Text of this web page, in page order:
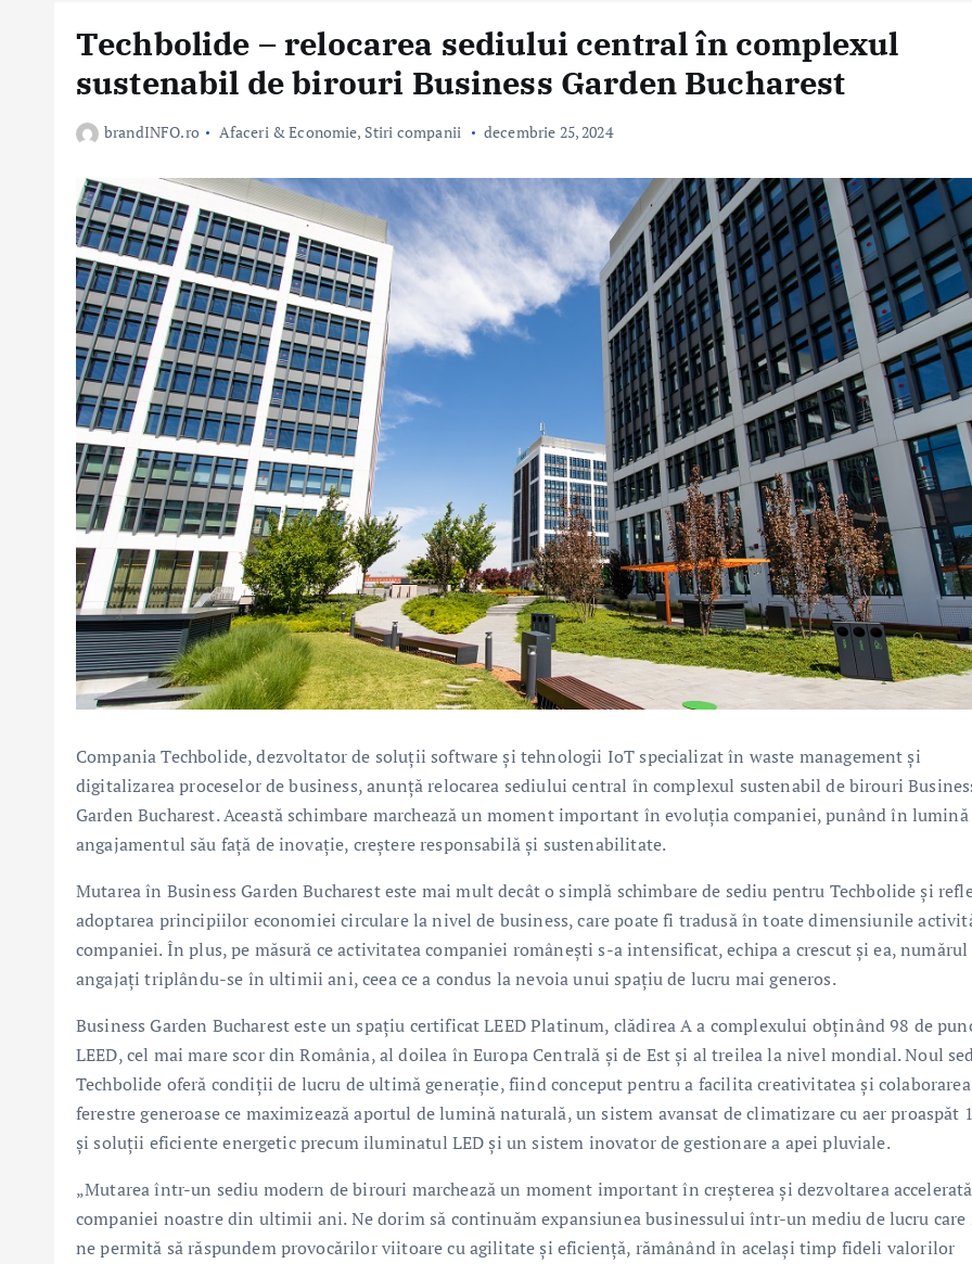
Techbolide – relocarea sediului central în complexul
sustenabil de birouri Business Garden Bucharest
brandINFO.ro Afaceri & Economie, Stiri companii decembrie 25, 2024
Compania Techbolide, dezvoltator de soluții software și tehnologii IoT specializat în waste management și
digitalizarea proceselor de business, anunță relocarea sediului central în complexul sustenabil de birouri
Garden Bucharest. Această schimbare marchează un moment important în evoluția companiei, punând în lumină
angajamentul său față de inovație, creștere responsabilă și sustenabilitate.
Mutarea în Business Garden Bucharest este mai mult decât o simplă schimbare de sediu pentru Techbolide și
adoptarea principiilor economiei circulare la nivel de business, care poate fi tradusă în toate dimensiunile
companiei. În plus, pe măsură ce activitatea companiei românești s-a intensificat, echipa a crescut și ea, numărul
angajați triplându-se în ultimii ani, ceea ce a condus la nevoia unui spațiu de lucru mai generos.
Business Garden Bucharest este un spațiu certificat LEED Platinum, clădirea A a complexului obținând 98 de
LEED, cel mai mare scor din România, al doilea în Europa Centrală și de Est și al treilea la nivel mondial. Noul
Techbolide oferă condiții de lucru de ultimă generație, fiind conceput pentru a facilita creativitatea și
ferestre generoase ce maximizează aportul de lumină naturală, un sistem avansat de climatizare cu aer proaspăt
și soluții eficiente energetic precum iluminatul LED și un sistem inovator de gestionare a apei pluviale.
„Mutarea într-un sediu modern de birouri marchează un moment important în creșterea și dezvoltarea
companiei noastre din ultimii ani. Ne dorim să continuăm expansiunea businessului într-un mediu de lucru care
ne permită să răspundem provocărilor viitoare cu agilitate și eficiență, rămânând în același timp fideli valorilor